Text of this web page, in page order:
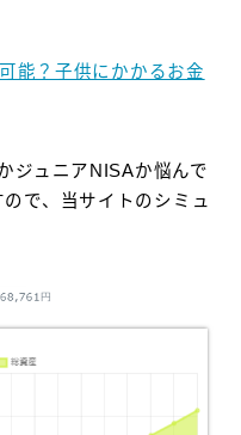
能？子供にかかるお金
ジュニアNISAか悩んで
で、当サイトのシミュ